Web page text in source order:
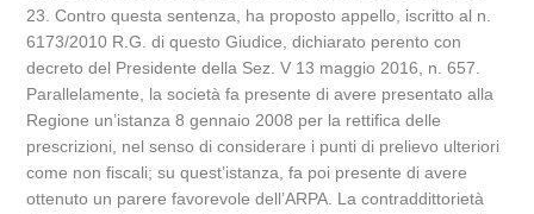
23. Contro questa sentenza, ha proposto appello, iscritto al n.
6173/2010 R.G. di questo Giudice, dichiarato perento con
decreto del Presidente della Sez. V 13 maggio 2016, n. 657.
Parallelamente, la società fa presente di avere presentato alla
Regione un’istanza 8 gennaio 2008 per la rettifica delle
prescrizioni, nel senso di considerare i punti di prelievo ulteriori
come non fiscali; su quest’istanza, fa poi presente di avere
ottenuto un parere favorevole dell’ARPA. La contraddittorietà